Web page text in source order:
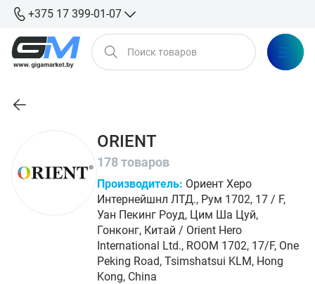
+375 17 399-01-07
ORIENT
178 товаров
Производитель: Ориент Херо
Интернейшнл ЛТД., Рум 1702, 17 / F,
Уан Пекинг Роуд, Цим Ша Цуй,
Гонконг, Китай / Orient Hero
International Ltd., ROOM 1702, 17/F, One
Peking Road, Tsimshatsui KLM, Hong
Kong, China